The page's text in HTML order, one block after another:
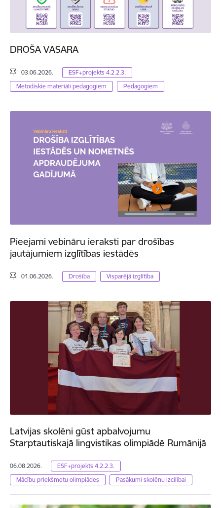
DROŠA VASARA
03.06.2026.
ESF+projekts 4.2.2.3.
Metodiskie materiāli pedagogiem
Pedagogiem
Pieejami vebināru ieraksti par drošības
jautājumiem izglītības iestādēs
01.06.2026. Drošība Visparējā izglītība
Latvijas skolēni gūst apbalvojumu
Starptautiskajā lingvistikas olimpiādē Rumānijā
06.08.2026.
ESF+projekts 4.2.2.3.
Mācību priekšmetu olimpiādes
Pasākumi skolēnu izcilībai